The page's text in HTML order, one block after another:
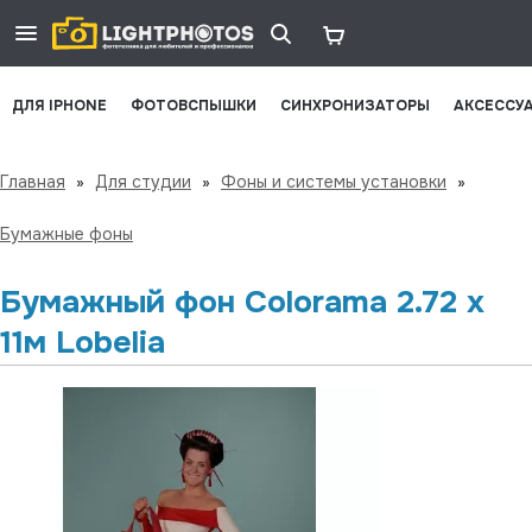
ДЛЯ IPHONE ФОТОВСПЫШКИ СИНХРОНИЗАТОРЫ
Главная » Для студии » Фоны и системы установки »
Бумажные фоны
Бумажный фон Colorama 2.72 x
11м Lobelia